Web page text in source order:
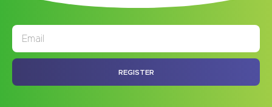
REGISTER